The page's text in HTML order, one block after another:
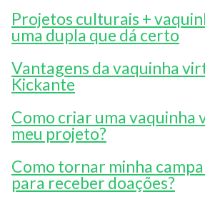
Projetos culturais +
uma dupla que dá certo
Vantagens da vaquinha
Kickante
Como criar uma vaquinha
meu projeto?
Como tornar minha
para receber doações?